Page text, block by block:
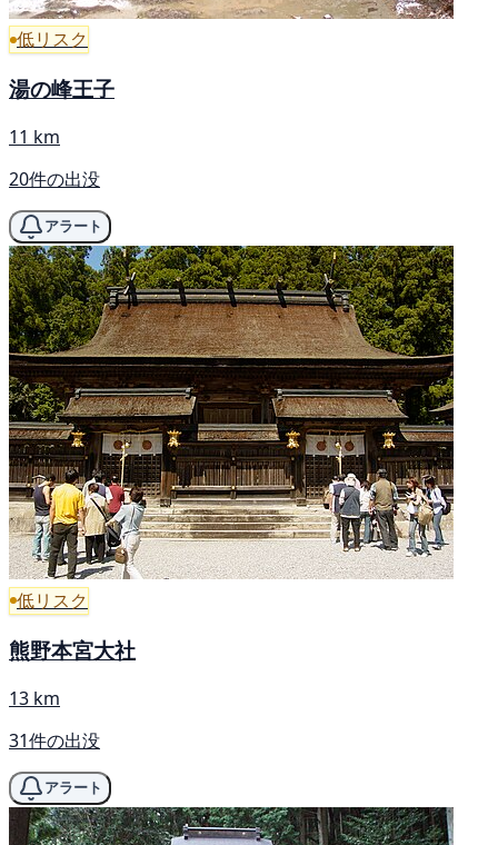
低リスク
湯の峰王子
11 km
20件の出没
アラート
低リスク
熊野本宮大社
13 km
31件の出没
アラート